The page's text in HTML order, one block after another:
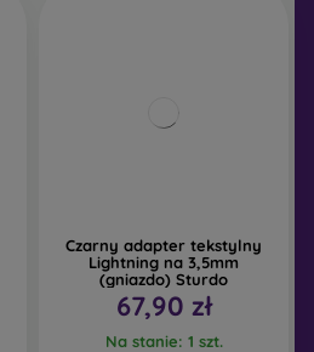
Czarny adapter tekstylny
Lightning na 3,5mm
(gniazdo) Sturdo
67,90 zł
Na stanie: 1 szt.